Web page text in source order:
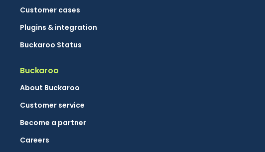
Customer cases
Plugins & integration
Buckaroo Status
Buckaroo
About Buckaroo
Customer service
Become a partner
Careers